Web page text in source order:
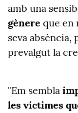
amb una
gènere que en
seva
prevalgut la
"Em sembla
les víctimes